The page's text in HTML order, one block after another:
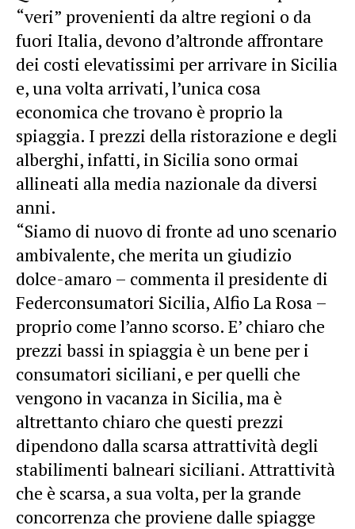
“veri” provenienti da altre regioni o da
fuori Italia, devono d’altronde affrontare
dei costi elevatissimi per arrivare in Sicilia
e, una volta arrivati, l’unica cosa
economica che trovano è proprio la
spiaggia. I prezzi della ristorazione e degli
alberghi, infatti, in Sicilia sono ormai
allineati alla media nazionale da diversi
anni.
“Siamo di nuovo di fronte ad uno scenario
ambivalente, che merita un giudizio
dolce-amaro – commenta il presidente di
Federconsumatori Sicilia, Alfio La Rosa –
proprio come l’anno scorso. E’ chiaro che
prezzi bassi in spiaggia è un bene per i
consumatori siciliani, e per quelli che
vengono in vacanza in Sicilia, ma è
altrettanto chiaro che questi prezzi
dipendono dalla scarsa attrattività degli
stabilimenti balneari siciliani. Attrattività
che è scarsa, a sua volta, per la grande
concorrenza che proviene dalle spiagge